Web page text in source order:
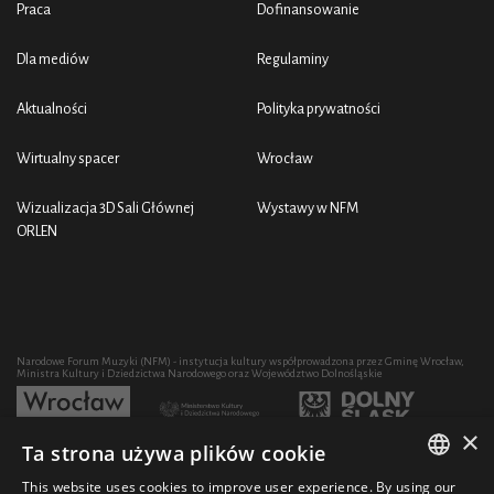
dorosłych, a także tworzenie warunków sprzyjających
artystów na każdym etapie ich działalności.
Praca
Dla mediów
Aktualności
Wirtualny spacer
Wizualizacja 3D Sali Głównej
ORLEN
Dofinansowanie
Regulaminy
Polityka prywatności
Wrocław
Wystawy w NFM
Narodowe Forum Muzyki (NFM) - instytucja kultury współprowadzona przez Gminę Wrocław,
Ministra Kultury i Dziedzictwa Narodowego oraz Województwo Dolnośląskie
Rozwój działalności artystycznej i edukacyjnej NFM poprzez zakup sprzętu współfinansowany
×
Ta strona używa plików cookie
This website uses cookies to improve user experience. By using our